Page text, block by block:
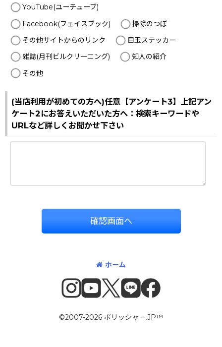
YouTube(ユーチューブ)
Facebook(フェイスブック)
掃除のつぼ
その他サイトからのリンク
目玉ステッカー
雑誌(月刊ビルクリーニング)
知人の紹介
その他
(当店利用が初めての方へ)任意【アンケート3】上記アン
ケート2にお答えいただいた方へ：検索キーワードや
URLなど詳しくお聞かせ下さい
確認画面へ
ホーム
©2007-2026 ポリッシャー.JP™